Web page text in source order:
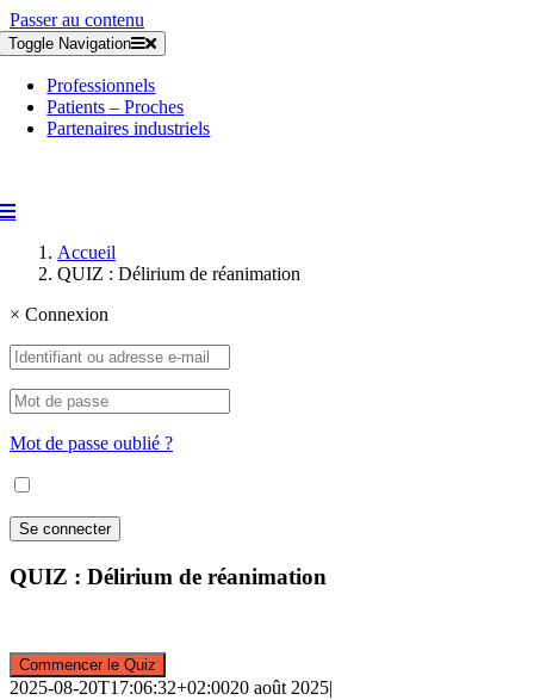
Passer au contenu
Toggle Navigation
Professionnels
Patients – Proches
Partenaires industriels
Accueil
QUIZ : Délirium de réanimation
× Connexion
Mot de passe oublié ?
QUIZ : Délirium de réanimation
2025-08-20T17:06:32+02:0020 août 2025|